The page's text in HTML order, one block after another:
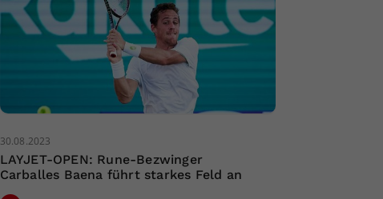
30.08.2023
LAYJET-OPEN: Rune-Bezwinger
Carballes Baena führt starkes Feld an